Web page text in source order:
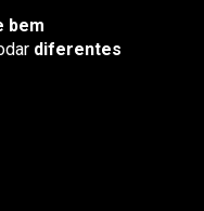
bem
diferentes